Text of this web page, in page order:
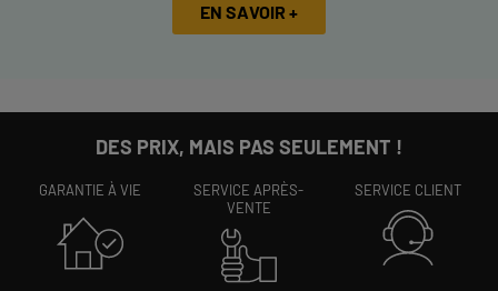
EN SAVOIR +
DES PRIX, MAIS PAS SEULEMENT !
GARANTIE À VIE
SERVICE APRÈS-
VENTE
SERVICE CLIENT